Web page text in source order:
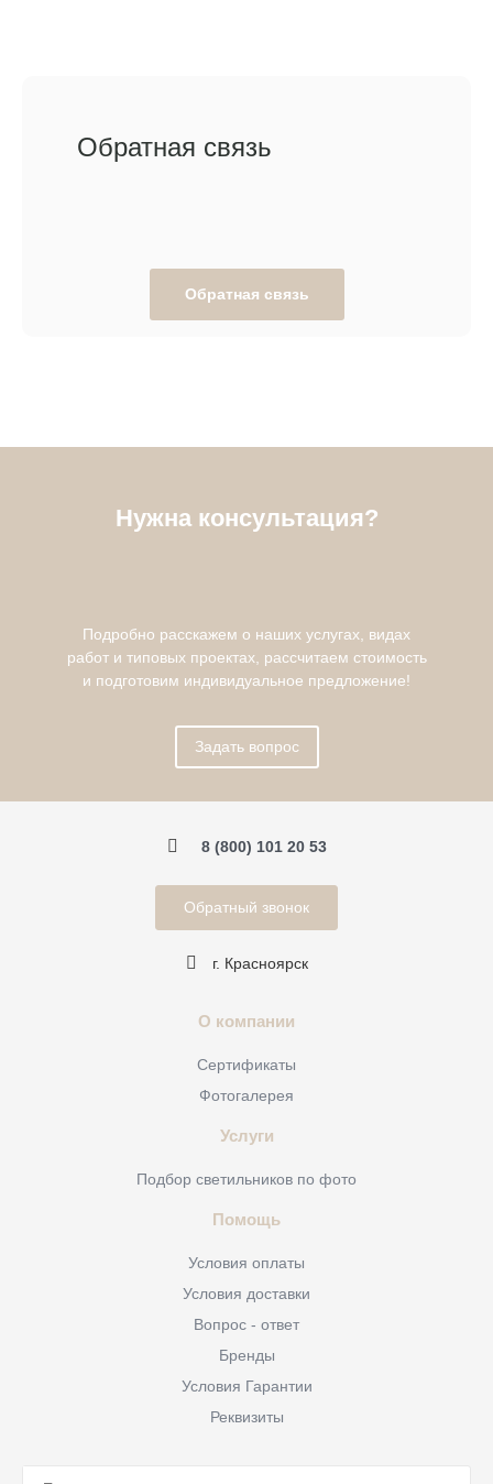
Обратная связь
Обратная связь
Нужна консультация?
Подробно расскажем о наших услугах, видах
работ и типовых проектах, рассчитаем стоимость
и подготовим индивидуальное предложение!
Задать вопрос
8 (800) 101 20 53
Обратный звонок
г. Красноярск
О компании
Сертификаты
Фотогалерея
Услуги
Подбор светильников по фото
Помощь
Условия оплаты
Условия доставки
Вопрос - ответ
Бренды
Условия Гарантии
Реквизиты